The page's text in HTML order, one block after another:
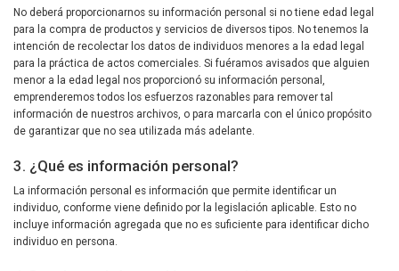
No deberá proporcionarnos su información personal si no tiene edad legal
para la compra de productos y servicios de diversos tipos. No tenemos la
intención de recolectar los datos de individuos menores a la edad legal
para la práctica de actos comerciales. Si fuéramos avisados que alguien
menor a la edad legal nos proporcionó su información personal,
emprenderemos todos los esfuerzos razonables para remover tal
información de nuestros archivos, o para marcarla con el único propósito
de garantizar que no sea utilizada más adelante.
3. ¿Qué es información personal?
La información personal es información que permite identificar un
individuo, conforme viene definido por la legislación aplicable. Esto no
incluye información agregada que no es suficiente para identificar dicho
individuo en persona.